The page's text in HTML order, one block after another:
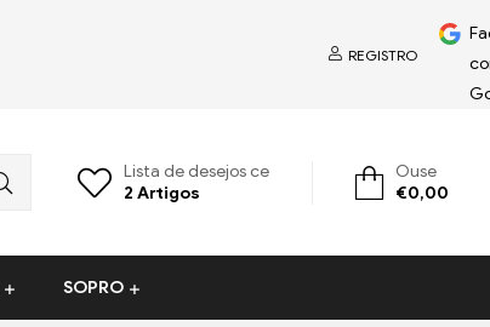
REGISTRO
Lista de desejos ce
2 Artigos
Ouse
€0,00
SOPRO